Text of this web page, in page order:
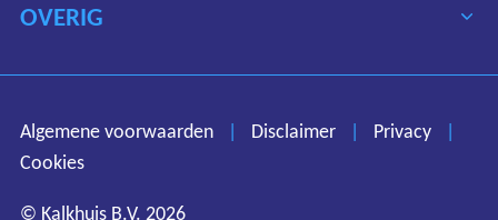
Disclaimer
Privacy
OVERIG
Algemene voorwaarden | Disclaimer | Privacy
|
Cookies
© Kalkhuis B.V. 2026